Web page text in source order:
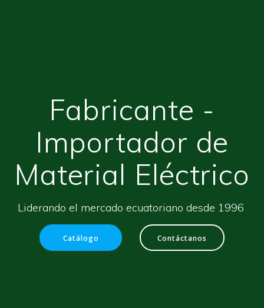
Fabricante -
Importador de
Material Eléctrico
Liderando el mercado ecuatoriano desde 1996
Catálogo Contáctanos